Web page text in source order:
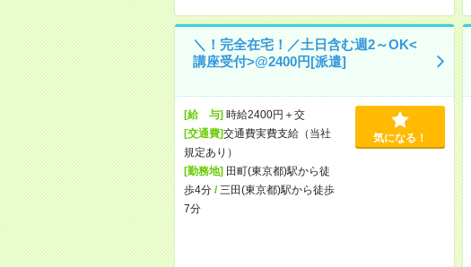
＼！完全在宅！／土日含む週2～OK<
講座受付>@2400円[派遣]
[給 与]時給2400円＋交
[交通費]交通費実費支給（当社
規定あり）
[勤務地]田町(東京都)駅から徒
歩4分/ 三田(東京都)駅から徒歩
7分
気になる！